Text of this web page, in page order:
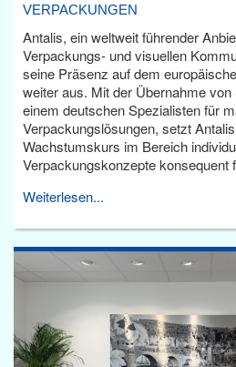
VERPACKUNGEN
Antalis, ein weltweit führender
Verpackungs- und visuellen
seine Präsenz auf dem
weiter aus. Mit der Übernahme
einem deutschen Spezialisten für
Verpackungslösungen, setzt
Wachstumskurs im Bereich
Verpackungskonzepte konsequent
Weiterlesen...